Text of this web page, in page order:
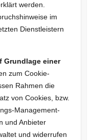
werden.
im
Dienstleistern
Grundlage einer
zum Cookie-
Rahmen die
von Cookies, bzw.
Management-
und Anbieter
und widerrufen